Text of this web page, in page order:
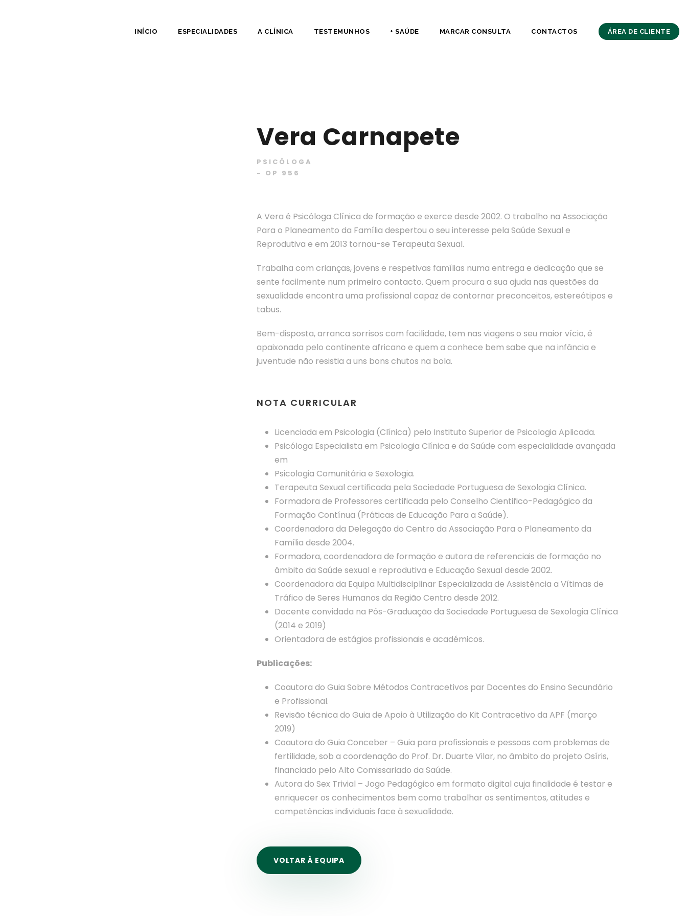
INÍCIO ESPECIALIDADES A CLÍNICA TESTEMUNHOS + SAÚDE MARCAR CONSULTA CONTACTOS ÁREA DE CLIENTE
Vera Carnapete
PSICÓLOGA
- OP 956
A Vera é Psicóloga Clínica de formação e exerce desde 2002. O trabalho na Associação
Para o Planeamento da Família despertou o seu interesse pela Saúde Sexual e
Reprodutiva e em 2013 tornou-se Terapeuta Sexual.
Trabalha com crianças, jovens e respetivas famílias numa entrega e dedicação que se
sente facilmente num primeiro contacto. Quem procura a sua ajuda nas questões da
sexualidade encontra uma profissional capaz de contornar preconceitos, estereótipos e
tabus.
Bem-disposta, arranca sorrisos com facilidade, tem nas viagens o seu maior vício, é
apaixonada pelo continente africano e quem a conhece bem sabe que na infância e
juventude não resistia a uns bons chutos na bola.
NOTA CURRICULAR
Licenciada em Psicologia (Clínica) pelo Instituto Superior de Psicologia Aplicada.
Psicóloga Especialista em Psicologia Clínica e da Saúde com especialidade avançada
em
Psicologia Comunitária e Sexologia.
Terapeuta Sexual certificada pela Sociedade Portuguesa de Sexologia Clínica.
Formadora de Professores certificada pelo Conselho Cientifico-Pedagógico da
Formação Contínua (Práticas de Educação Para a Saúde).
Coordenadora da Delegação do Centro da Associação Para o Planeamento da
Família desde 2004.
Formadora, coordenadora de formação e autora de referenciais de formação no
âmbito da Saúde sexual e reprodutiva e Educação Sexual desde 2002.
Coordenadora da Equipa Multidisciplinar Especializada de Assistência a Vítimas de
Tráfico de Seres Humanos da Região Centro desde 2012.
Docente convidada na Pós-Graduação da Sociedade Portuguesa de Sexologia Clínica
(2014 e 2019)
Orientadora de estágios profissionais e académicos.
Publicações:
Coautora do Guia Sobre Métodos Contracetivos par Docentes do Ensino Secundário
e Profissional.
Revisão técnica do Guia de Apoio à Utilização do Kit Contracetivo da APF (março
2019)
Coautora do Guia Conceber – Guia para profissionais e pessoas com problemas de
fertilidade, sob a coordenação do Prof. Dr. Duarte Vilar, no âmbito do projeto Osíris,
financiado pelo Alto Comissariado da Saúde.
Autora do Sex Trivial – Jogo Pedagógico em formato digital cuja finalidade é testar e
enriquecer os conhecimentos bem como trabalhar os sentimentos, atitudes e
competências individuais face à sexualidade.
VOLTAR À EQUIPA